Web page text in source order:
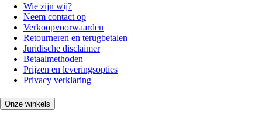
Wie zijn wij?
Neem contact op
Verkoopvoorwaarden
Retourneren en terugbetalen
Juridische disclaimer
Betaalmethoden
Prijzen en leveringsopties
Privacy verklaring
Onze winkels